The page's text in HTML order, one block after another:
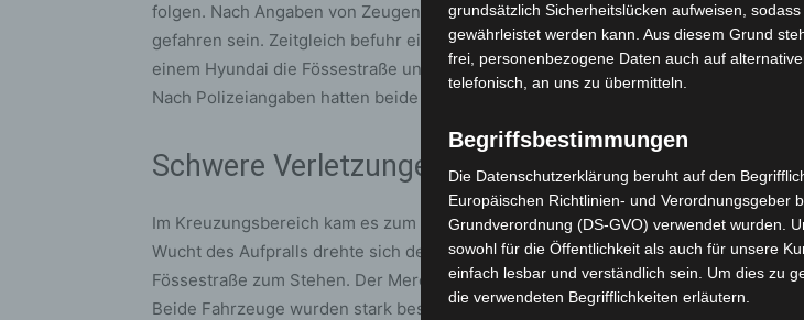
folgen. Nach Angaben von Zeugen soll der Mercedes mit deutlich überhöhter
gefahren sein. Zeitgleich befuhr eine 42-jährige Autofahrerin mit ihrer 63-jährigen
einem Hyundai die Fössestraße und beabsichtigte, nach links in die Selmastraße
Nach Polizeiangaben hatten beide Fahrzeuge Grünlicht.
Schwere Verletzungen und eingeklemmte Person
Im Kreuzungsbereich kam es zum frontalen Zusammenstoß der beiden Fahrzeuge.
Wucht des Aufpralls drehte sich der Hyundai und kam entgegen der Fahrtrichtung
Fössestraße zum Stehen. Der Mercedes wurde gegen eine Ampel am Straßenrand
Beide Fahrzeuge wurden stark beschädigt und waren nicht mehr fahrbereit.
grundsätzlich Sicherheitslücken aufweisen,
gewährleistet werden kann. Aus diesem Grund
frei, personenbezogene Daten auch auf
telefonisch, an uns zu übermitteln.
Begriffsbestimmungen
Die Datenschutzerklärung beruht auf den
Europäischen Richtlinien- und Verordnungsgeber
Grundverordnung (DS-GVO) verwendet wurden.
sowohl für die Öffentlichkeit als auch für unsere
einfach lesbar und verständlich sein. Um dies zu
die verwendeten Begrifflichkeiten erläutern.